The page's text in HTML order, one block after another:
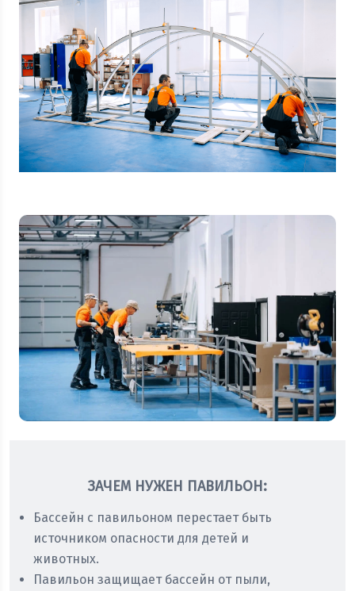
ЗАЧЕМ НУЖЕН ПАВИЛЬОН:
Бассейн с павильоном перестает быть
источником опасности для детей и
животных.
Павильон защищает бассейн от пыли,